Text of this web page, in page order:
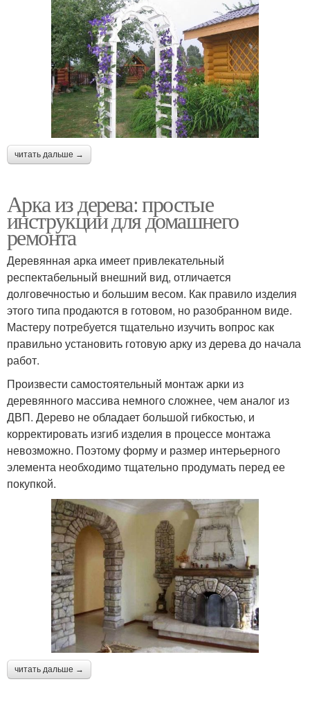
читать дальше →
Арка из дерева: простые
инструкции для домашнего
ремонта
Деревянная арка имеет привлекательный
респектабельный внешний вид, отличается
долговечностью и большим весом. Как правило изделия
этого типа продаются в готовом, но разобранном виде.
Мастеру потребуется тщательно изучить вопрос как
правильно установить готовую арку из дерева до начала
работ.
Произвести самостоятельный монтаж арки из
деревянного массива немного сложнее, чем аналог из
ДВП. Дерево не обладает большой гибкостью, и
корректировать изгиб изделия в процессе монтажа
невозможно. Поэтому форму и размер интерьерного
элемента необходимо тщательно продумать перед ее
покупкой.
читать дальше →